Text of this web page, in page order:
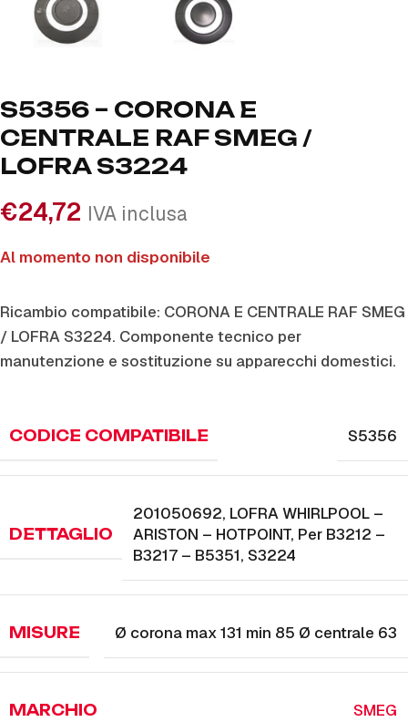
S5356 – CORONA E
CENTRALE RAF SMEG /
LOFRA S3224
€24,72 IVA inclusa
Al momento non disponibile
Ricambio compatibile: CORONA E CENTRALE RAF SMEG
/ LOFRA S3224. Componente tecnico per
manutenzione e sostituzione su apparecchi domestici.
CODICE COMPATIBILE S5356
DETTAGLIO
201050692, LOFRA WHIRLPOOL –
ARISTON – HOTPOINT, Per B3212 –
B3217 – B5351, S3224
MISURE Ø corona max 131 min 85 Ø centrale 63
MARCHIO SMEG